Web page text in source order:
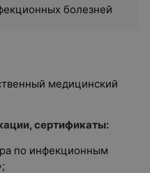
болезней
медицинский
сертификаты:
по инфекционным